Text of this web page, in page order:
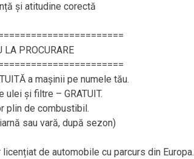
și atitudine corectă
LA PROCURARE
a mașinii pe numele tău.
ulei și filtre – GRATUIT.
plin de combustibil.
sau vară, după sezon)
de automobile cu parcurs din Europa.